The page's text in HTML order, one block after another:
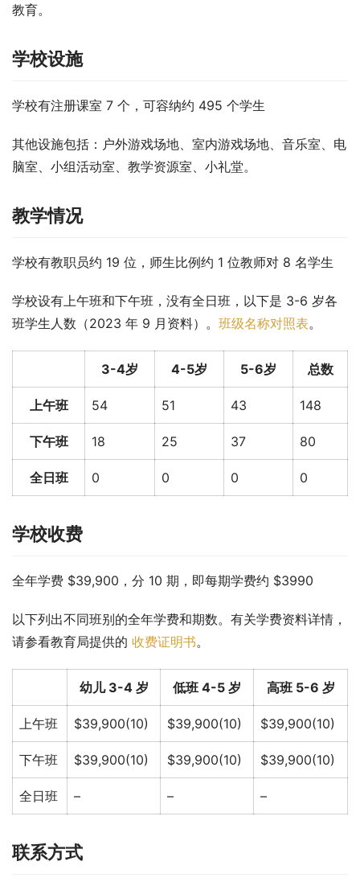
教育。
学校设施
学校有注册课室 7 个，可容纳约 495 个学生
其他设施包括：户外游戏场地、室内游戏场地、音乐室、电
脑室、小组活动室、教学资源室、小礼堂。
教学情况
学校有教职员约 19 位，师生比例约 1 位教师对 8 名学生
学校设有上午班和下午班，没有全日班，以下是 3-6 岁各
班学生人数（2023 年 9 月资料）。 班级名称对照表。
3-4岁 4-5岁 5-6岁 总数
上午班 54 51 43 148
下午班 18 25 37 80
全日班 0 0 0 0
学校收费
全年学费 $39,900，分 10 期，即每期学费约 $3990
以下列出不同班别的全年学费和期数。有关学费资料详情，
请参看教育局提供的 收费证明书。
幼儿 3-4 岁 低班 4-5 岁 高班 5-6 岁
上午班 $39,900(10) $39,900(10) $39,900(10)
下午班 $39,900(10) $39,900(10) $39,900(10)
全日班 – – –
联系方式